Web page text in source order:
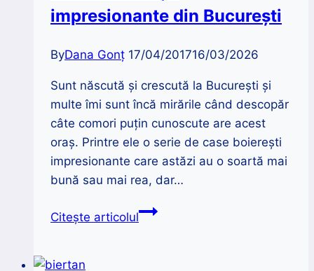
Aurel
impresionante din București
ByDana Gonț 17/04/201716/03/2026
Sunt născută și crescută la București și
multe îmi sunt încă mirările când descopăr
câte comori puțin cunoscute are acest
oraș. Printre ele o serie de case boierești
impresionante care astăzi au o soartă mai
bună sau mai rea, dar…
Citește articolul7